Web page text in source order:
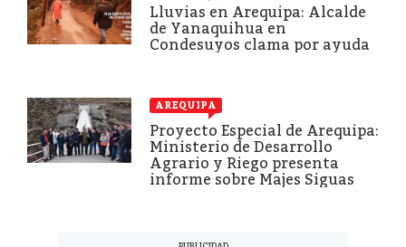
Lluvias en Arequipa: Alcalde
de Yanaquihua en
Condesuyos clama por ayuda
AREQUIPA
Proyecto Especial de Arequipa:
Ministerio de Desarrollo
Agrario y Riego presenta
informe sobre Majes Siguas